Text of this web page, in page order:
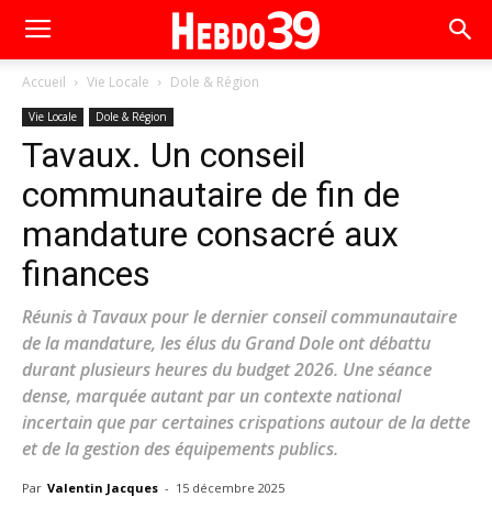
Accueil Vie Locale Dole & Région
Vie Locale Dole & Région
Tavaux. Un conseil
communautaire de fin de
mandature consacré aux
finances
Réunis à Tavaux pour le dernier conseil communautaire
de la mandature, les élus du Grand Dole ont débattu
durant plusieurs heures du budget 2026. Une séance
dense, marquée autant par un contexte national
incertain que par certaines crispations autour de la dette
et de la gestion des équipements publics.
Par Valentin Jacques - 15 décembre 2025